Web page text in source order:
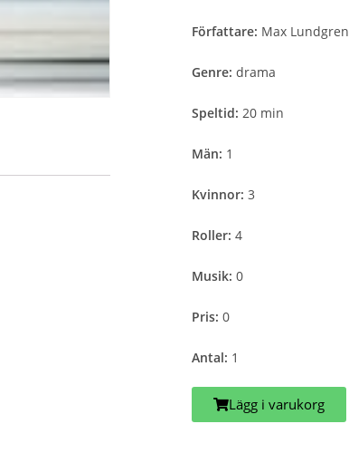
Författare: Max Lundgren
Genre: drama
Speltid: 20 min
Män: 1
Kvinnor: 3
Roller: 4
Musik: 0
Pris: 0
Antal: 1
Lägg i varukorg